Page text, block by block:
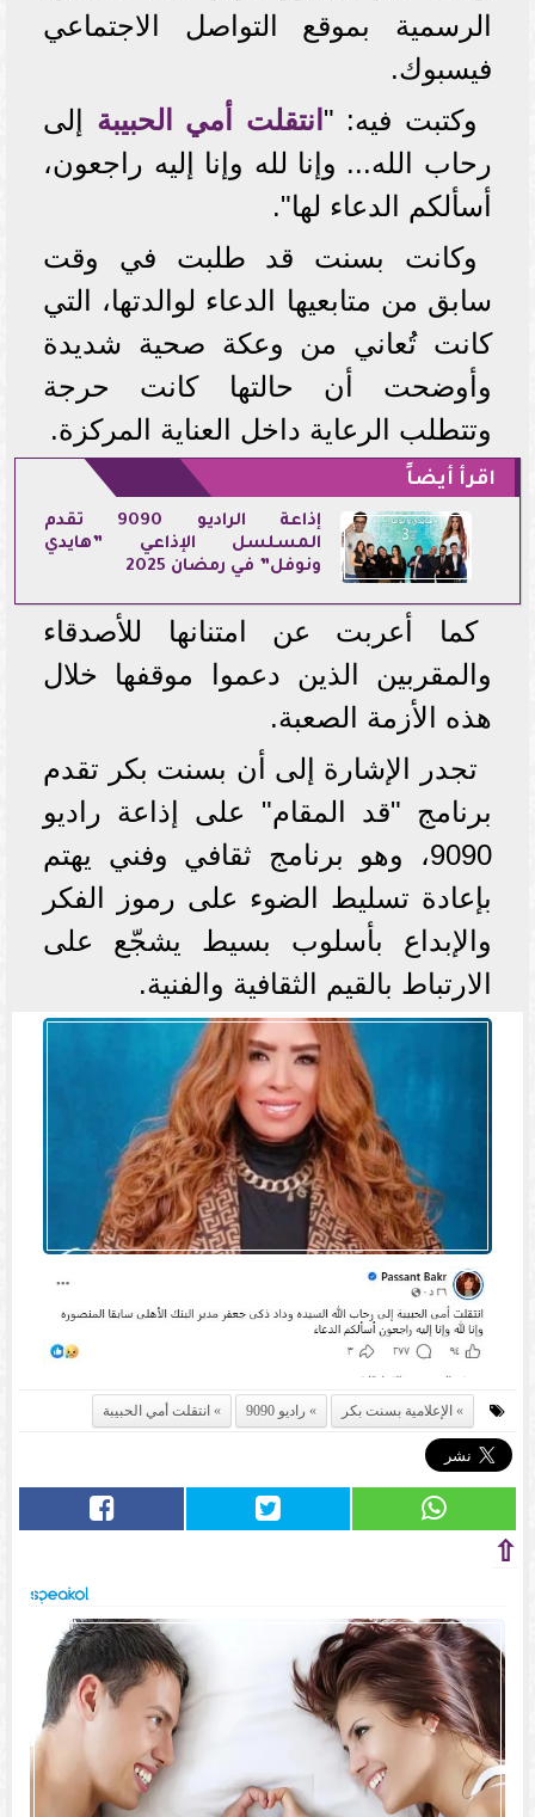
الرسمية بموقع التواصل الاجتماعي
فيسبوك.
وكتبت فيه: " انتقلت أمي الحبيبة إلى
رحاب الله... وإنا لله وإنا إليه راجعون،
أسألكم الدعاء لها".
وكانت بسنت قد طلبت في وقت
سابق من متابعيها الدعاء لوالدتها، التي
كانت تُعاني من وعكة صحية شديدة
وأوضحت أن حالتها كانت حرجة
وتتطلب الرعاية داخل العناية المركزة.
اقرأ أيضاً
إذاعة الراديو 9090 تقدم
المسلسل الإذاعي ”هايدي
ونوفل” في رمضان 2025
كما أعربت عن امتنانها للأصدقاء
والمقربين الذين دعموا موقفها خلال
هذه الأزمة الصعبة.
تجدر الإشارة إلى أن بسنت بكر تقدم
برنامج "قد المقام" على إذاعة راديو
9090، وهو برنامج ثقافي وفني يهتم
بإعادة تسليط الضوء على رموز الفكر
والإبداع بأسلوب بسيط يشجّع على
الارتباط بالقيم الثقافية والفنية.
الإعلامية بسنت بكر راديو 9090 انتقلت أمي الحبيبة
⇧